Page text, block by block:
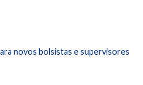
novos bolsistas e supervisores